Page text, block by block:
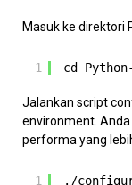
Masuk ke direktori
1 cd
Jalankan script
environment.
performa yang
1 ./